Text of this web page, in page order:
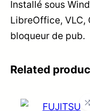
Installé sous
LibreOffice, VLC,
bloqueur de pub.
Related